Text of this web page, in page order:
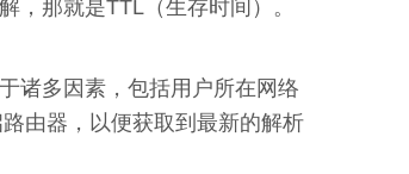
，那就是TTL（生存时间）。
诸多因素，包括用户所在网络
由器，以便获取到最新的解析